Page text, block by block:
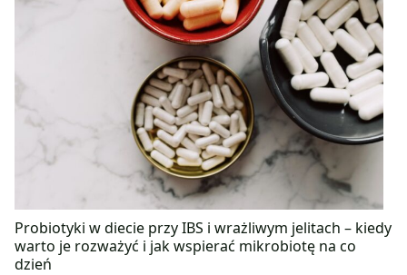
Probiotyki w diecie przy IBS i wrażliwym jelitach – kiedy
warto je rozważyć i jak wspierać mikrobiotę na co
dzień